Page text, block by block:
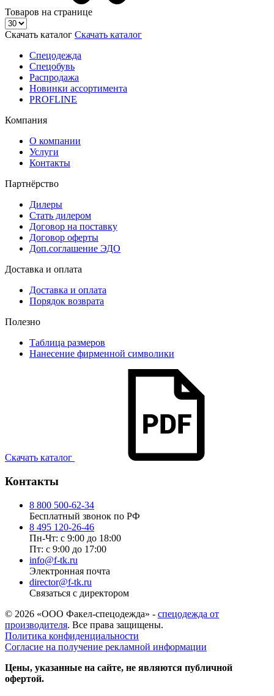
Товаров на странице
Скачать каталог Скачать каталог
Спецодежда
Спецобувь
Распродажа
Новинки ассортимента
PROFLINE
Компания
О компании
Услуги
Контакты
Партнёрство
Дилеры
Стать дилером
Договор на поставку
Договор оферты
Доп.соглашение ЭДО
Доставка и оплата
Доставка и оплата
Порядок возврата
Полезно
Таблица размеров
Нанесение фирменной символики
Скачать каталог
Контакты
8 800 500-62-34
Бесплатный звонок по РФ
8 495 120-26-46
Пн-Чт: с 9:00 до 18:00
Пт: с 9:00 до 17:00
info@f-tk.ru
Электронная почта
director@f-tk.ru
Связаться с директором
© 2026 «ООО Факел-спецодежда» - спецодежда от
производителя. Все права защищены.
Политика конфиденциальности
Согласие на получение рекламной информации
Цены, указанные на сайте, не являются публичной
офертой.